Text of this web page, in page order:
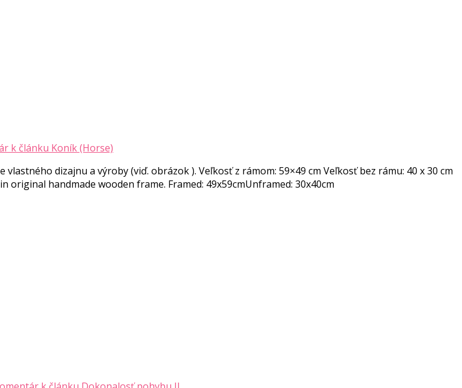
k článku Koník (Horse)
dizajnu a výroby (viď. obrázok ). Veľkosť z rámom: 59×49 cm Veľkosť bez rámu: 40 x 30 cm
handmade wooden frame. Framed: 49x59cmUnframed: 30x40cm